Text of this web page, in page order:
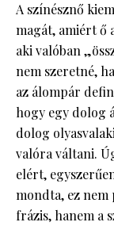
A színésznő
magát, amiért ő
aki valóban
nem szeretné,
az álompár
hogy egy dolog
dolog
valóra váltani.
elért,
mondta, ez nem
frázis, hanem a